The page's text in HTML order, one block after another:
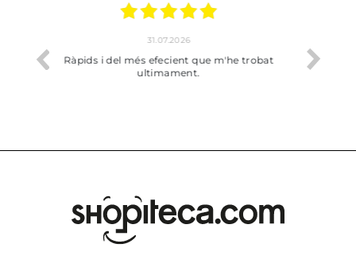
trobat
17.07.2026
Bien pero soy de Vilafranca y no me ha
dejado recoger en tienda